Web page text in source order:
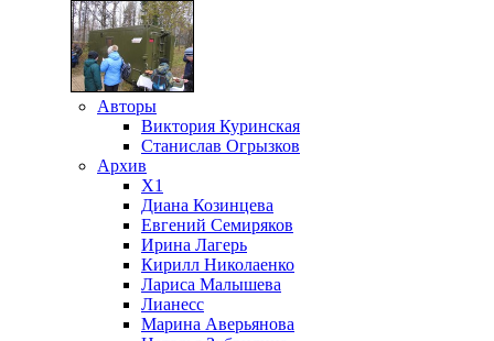
Авторы
Виктория Куринская
Станислав Огрызков
Архив
X1
Диана Козинцева
Евгений Семиряков
Ирина Лагерь
Кирилл Николаенко
Лариса Малышева
Лианесс
Марина Аверьянова